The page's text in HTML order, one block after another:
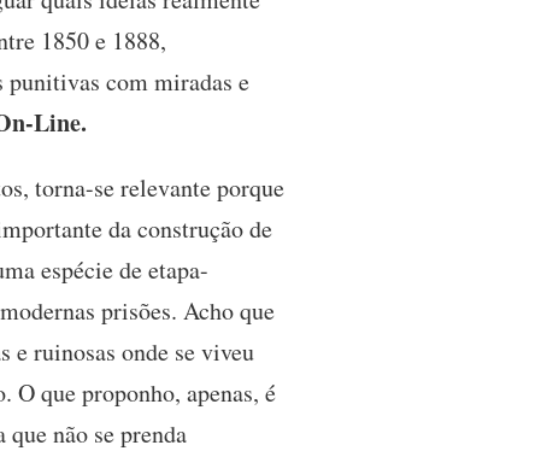
1850 e 1888,
punitivas com miradas e
Line.
torna-se relevante porque
da construção de
espécie de etapa-
prisões. Acho que
e ruinosas onde se viveu
que proponho, apenas, é
não se prenda